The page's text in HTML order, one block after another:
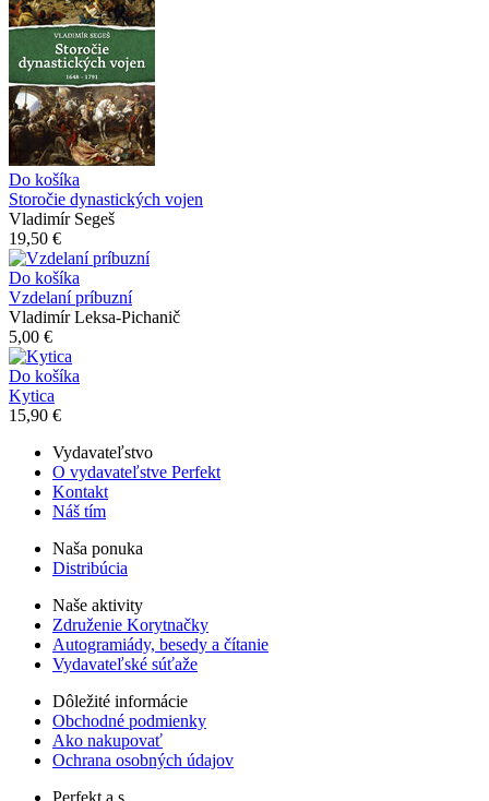
Do košíka
Storočie dynastických vojen
Vladimír Segeš
19,50 €
Do košíka
Vzdelaní príbuzní
Vladimír Leksa-Pichanič
5,00 €
Do košíka
Kytica
15,90 €
Vydavateľstvo
O vydavateľstve Perfekt
Kontakt
Náš tím
Naša ponuka
Distribúcia
Naše aktivity
Združenie Korytnačky
Autogramiády, besedy a čítanie
Vydavateľské súťaže
Dôležité informácie
Obchodné podmienky
Ako nakupovať
Ochrana osobných údajov
Perfekt a.s.